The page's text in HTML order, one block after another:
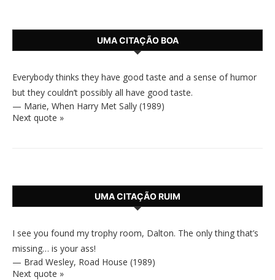
UMA CITAÇÃO BOA
Everybody thinks they have good taste and a sense of humor
but they couldn’t possibly all have good taste.
— Marie, When Harry Met Sally (1989)
Next quote »
UMA CITAÇÃO RUIM
I see you found my trophy room, Dalton. The only thing that’s
missing… is your ass!
— Brad Wesley, Road House (1989)
Next quote »